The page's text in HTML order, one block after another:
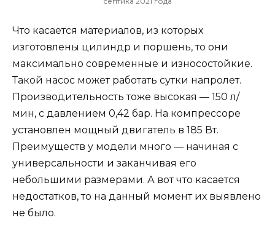
Что касается материалов, из которых
изготовлены цилиндр и поршень, то они
максимально современные и износостойкие.
Такой насос может работать сутки напролет.
Производительность тоже высокая — 150 л/
мин, с давлением 0,42 бар. На компрессоре
установлен мощный двигатель в 185 Вт.
Преимуществ у модели много — начиная с
универсальности и заканчивая его
небольшими размерами. А вот что касается
недостатков, то на данный момент их выявлено
не было.